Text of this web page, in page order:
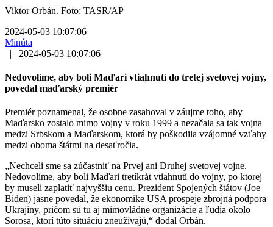
Viktor Orbán. Foto: TASR/AP
2024-05-03 10:07:06
Minúta
|
2024-05-03 10:07:06
Nedovolíme, aby boli Maďari vtiahnutí do tretej svetovej vojny,
povedal maďarský premiér
Premiér poznamenal, že osobne zasahoval v záujme toho, aby
Maďarsko zostalo mimo vojny v roku 1999 a nezačala sa tak vojna
medzi Srbskom a Maďarskom, ktorá by poškodila vzájomné vzťahy
medzi oboma štátmi na desaťročia.
„Nechceli sme sa zúčastniť na Prvej ani Druhej svetovej vojne.
Nedovolíme, aby boli Maďari tretíkrát vtiahnutí do vojny, po ktorej
by museli zaplatiť najvyššiu cenu. Prezident Spojených štátov (Joe
Biden) jasne povedal, že ekonomike USA prospeje zbrojná podpora
Ukrajiny, pričom sú tu aj mimovládne organizácie a ľudia okolo
Sorosa, ktorí túto situáciu zneužívajú,“ dodal Orbán.